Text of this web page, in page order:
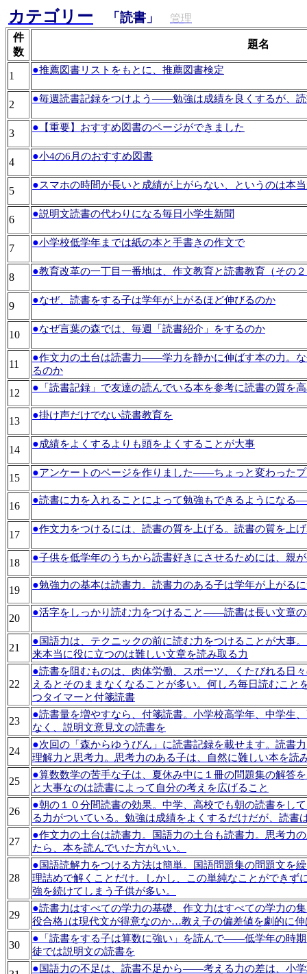
カテゴリー 「読書」
管理
件
数
題名
1
●推薦図書リストをもとに、推薦図書検定
2
●毎週読書記録をつけよう――勉強は成績を良くするが、
3
● 【重要】おすすめ図書のページができました
4
●小4の6月のおすすめ図書
5
●スマホの時間が長いと成績が上がらない、というのは本
6
●説明文読書の代わりになる毎日小学生新聞
7
●小学校低学年までは紙の本と手書きの作文で
8
●教育改革の一丁目一番地は、作文教育と読書教育（その
9
●なぜ、読書をする子は学年が上がるほど伸びるのか
10
●なぜ言葉の森では、毎週「読書紹介」をするのか
11
●作文力の土台は読書力――学力を静かに伸ばす本の力。
るのか
12 ● 「読書記録」で友達の読んでいる本を参考に読書の質を
13
●掛け声だけでない読書教育を
14
●成績をよくするよりも頭をよくすることが大事
15 ●アンケートのページを作りました――ちょっと変わった
16
●読書に力を入れることによって勉強もできるようにな
17
●作文力をつけるには、読書の質を上げる。読書の質を上
18 ●子供を低学年のうちから読書好きにさせるためには、親
19 ●勉強力の基本は読書力。読書力のある子は学年が上がる
20
●活字をしっかり読む力をつけること――読書は長い文章
21
● 国語力は、テクニックの前に読む力をつけることが大事
来本当に役に立つのは難しい文章を読み取る力
22
●読書を阻むものは、肉体労働、スポーツ、くたびれる日
えるとそのままなくなることが多い。何しろ毎日読むこと
つタイマーと付箋読書
23
●読書量を増やすなら、付箋読書。小学校高学年、中学生
なく、説明文意見文の読書を
24
●次回の「森からゆうびん」に読書記録を載せます。読書
理解力と思考力。思考力のある子は、自然に難しい本を読
25
●算数数学の苦手な子は、夏休み中に１冊の問題集の解
と大事なのは読書によって自分の考えを広げること
26
●朝の１０分間読書の効果。中学、高校でも朝の読書をし
る力がついている。勉強は成績をよくするだけだが、読書
27
●作文力の土台は読書力。国語力の土台も読書力。思考力
たら、本を読んでいた方がいい。
28
● 国語読解力をつける方法は簡単。国語問題集の問題文を
理詰めで解くことだけ。しかし、この単純なことができず
強を続けてしまう子供が多い。
29
●読書力はすべての学力の基礎、作文力はすべての学力
役合格｣は現代文が得意なのか…教え子の偏差値を劇的に
30
● 「読書をする子は算数に強い」を読んで――低学年の時
徒では説明文の読書を
● 国語力の不足は、読書不足から――考える力の差は、小